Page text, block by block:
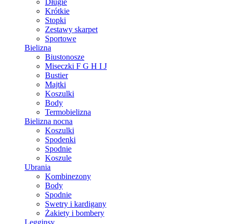
Długie
Krótkie
Stopki
Zestawy skarpet
Sportowe
Bielizna
Biustonosze
Miseczki F G H I J
Bustier
Majtki
Koszulki
Body
Termobielizna
Bielizna nocna
Koszulki
Spodenki
Spodnie
Koszule
Ubrania
Kombinezony
Body
Spodnie
Swetry i kardigany
Żakiety i bombery
Legginsy